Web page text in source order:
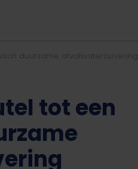
duurzame afvalwaterzuivering
tot een